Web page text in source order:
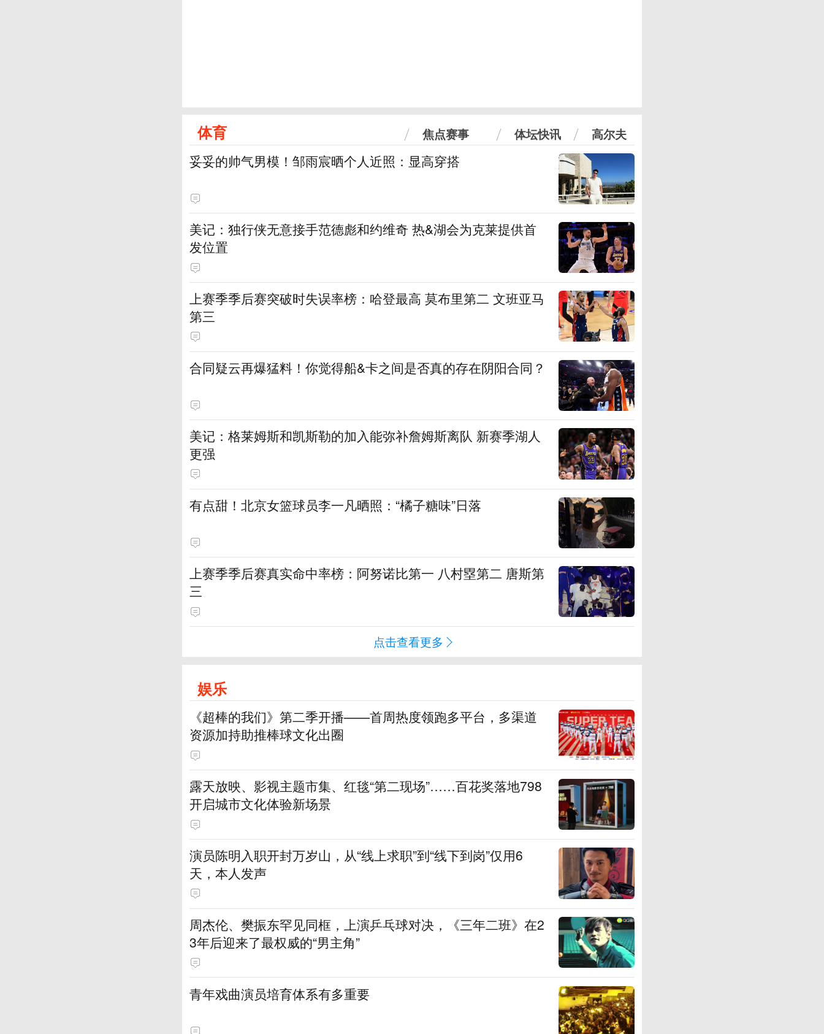
体育 焦点赛事 体坛快讯 高尔夫
妥妥的帅气男模！邹雨宸晒个人近照：显高穿搭
美记：独行侠无意接手范德彪和约维奇 热&湖会为克莱提供首
发位置
上赛季季后赛突破时失误率榜：哈登最高 莫布里第二 文班亚马
第三
合同疑云再爆猛料！你觉得船&卡之间是否真的存在阴阳合同？
美记：格莱姆斯和凯斯勒的加入能弥补詹姆斯离队 新赛季湖人
更强
有点甜！北京女篮球员李一凡晒照：“橘子糖味”日落
上赛季季后赛真实命中率榜：阿努诺比第一 八村塁第二 唐斯第
三
点击查看更多
娱乐
《超棒的我们》第二季开播——首周热度领跑多平台，多渠道
资源加持助推棒球文化出圈
露天放映、影视主题市集、红毯“第二现场”……百花奖落地798
开启城市文化体验新场景
演员陈明入职开封万岁山，从“线上求职”到“线下到岗”仅用6
天，本人发声
周杰伦、樊振东罕见同框，上演乒乓球对决，《三年二班》在2
3年后迎来了最权威的“男主角”
青年戏曲演员培育体系有多重要